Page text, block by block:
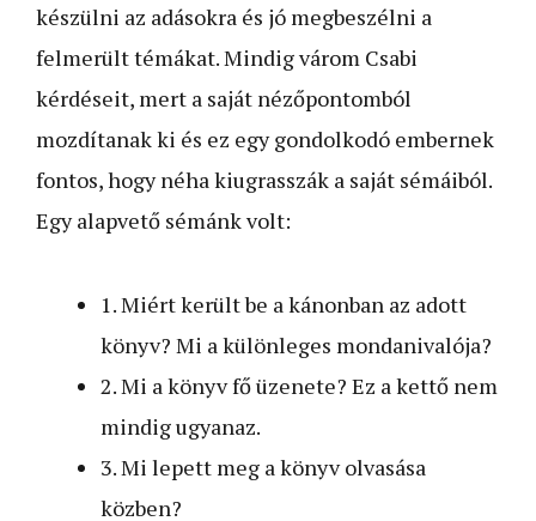
készülni az adásokra és jó megbeszélni a
felmerült témákat. Mindig várom Csabi
kérdéseit, mert a saját nézőpontomból
mozdítanak ki és ez egy gondolkodó embernek
fontos, hogy néha kiugrasszák a saját sémáiból.
Egy alapvető sémánk volt:
1. Miért került be a kánonban az adott
könyv? Mi a különleges mondanivalója?
2. Mi a könyv fő üzenete? Ez a kettő nem
mindig ugyanaz.
3. Mi lepett meg a könyv olvasása
közben?